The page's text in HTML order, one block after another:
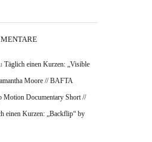
Täglich einen Kurzen: „Visible
Moore // BAFTA
Motion Documentary Short //
einen Kurzen: „Backflip“ by